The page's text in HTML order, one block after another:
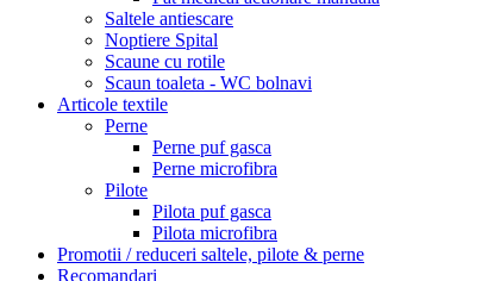
Saltele antiescare
Noptiere Spital
Scaune cu rotile
Scaun toaleta - WC bolnavi
Articole textile
Perne
Perne puf gasca
Perne microfibra
Pilote
Pilota puf gasca
Pilota microfibra
Promotii / reduceri saltele, pilote & perne
Recomandari